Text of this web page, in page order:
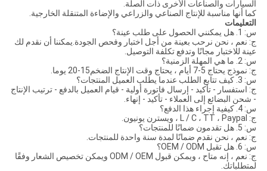
السيارات والصناعات الأخرى ذات الصلة.
كما أنها مناسبة للإنتاج الصناعي والزراعي والإضاءة المتنقلة الخارجية.
التعليمات
س: 1. هل يمكنني الحصول على طلب عينة؟
ج: نعم ، نحن نرحب بعينة من أجل اختبار وفحص الجودة.يمكننا أن نقدم لك
عينة للاختبار مجانًا وتدفع تكلفة التوصيل.
س: 2. ما هي المهلة الزمنية؟
ج: نموذج يحتاج 5-7 أيام ، يحتاج وقت الإنتاج الضخم15-20 يوما.
س: 3. كيف تتابع الطلب عندما يطلب العميل المنتجات؟
ج: استفسار - تأكيد - إرسال فاتورة أولية - قيام العميل بالدفع - ترتيب الإنتاج
- شحن البضائع إلى العملاء - تأكيد - إنهاء.
س: 4. كيفية إجراء هذا الدفع؟
ج: L / C ، TT ، Paypal ، ويسترن يونيون.
س: 5. هل تقدمون ضمانًا للمنتجات؟
ج: نعم ، نحن نقدم ضمانًا لمدة سنة واحدة للمنتجات.
س: 6. هل تقبل OEM / ODM؟
ج: نعم ، إنه متاح ، ويمكن قبول ODM / OEM ويمكن تخصيص الشعار وفقًا
لمتطلباتك.